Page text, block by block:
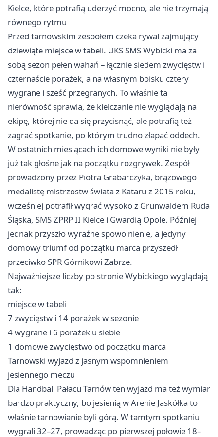
Kielce, które potrafią uderzyć mocno, ale nie trzymają
równego rytmu
Przed tarnowskim zespołem czeka rywal zajmujący
dziewiąte miejsce w tabeli. UKS SMS Wybicki ma za
sobą sezon pełen wahań – łącznie siedem zwycięstw i
czternaście porażek, a na własnym boisku cztery
wygrane i sześć przegranych. To właśnie ta
nierówność sprawia, że kielczanie nie wyglądają na
ekipę, której nie da się przycisnąć, ale potrafią też
zagrać spotkanie, po którym trudno złapać oddech.
W ostatnich miesiącach ich domowe wyniki nie były
już tak głośne jak na początku rozgrywek. Zespół
prowadzony przez Piotra Grabarczyka, brązowego
medalistę mistrzostw świata z Kataru z 2015 roku,
wcześniej potrafił wygrać wysoko z Grunwaldem Ruda
Śląska, SMS ZPRP II Kielce i Gwardią Opole. Później
jednak przyszło wyraźne spowolnienie, a jedyny
domowy triumf od początku marca przyszedł
przeciwko SPR Górnikowi Zabrze.
Najważniejsze liczby po stronie Wybickiego wyglądają
tak:
miejsce w tabeli
7 zwycięstw i 14 porażek w sezonie
4 wygrane i 6 porażek u siebie
1 domowe zwycięstwo od początku marca
Tarnowski wyjazd z jasnym wspomnieniem
jesiennego meczu
Dla Handball Pałacu Tarnów ten wyjazd ma też wymiar
bardzo praktyczny, bo jesienią w Arenie Jaskółka to
właśnie tarnowianie byli górą. W tamtym spotkaniu
wygrali 32–27, prowadząc po pierwszej połowie 18–